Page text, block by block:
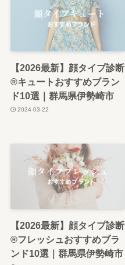
【2026最新】顔タイプ診断
®︎キュートおすすめブラン
ド10選｜群馬県伊勢崎市
2024-03-22
【2026最新】顔タイプ診断
®︎フレッシュおすすめブラ
ンド10選｜群馬県伊勢崎市